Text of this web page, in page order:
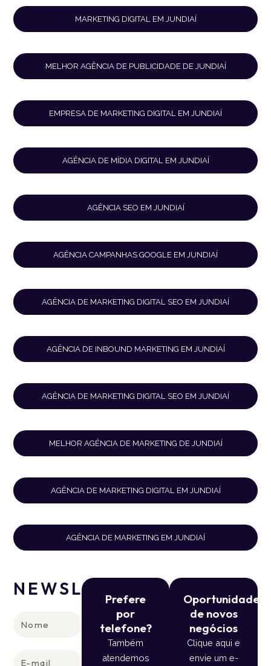
MARKETING DIGITAL EM JUNDIAÍ
MELHOR AGÊNCIA DE PUBLICIDADE DE JUNDIAÍ
EMPRESA DE MARKETING DIGITAL EM JUNDIAÍ
AGÊNCIA DE MÍDIA DIGITAL EM JUNDIAÍ
AGÊNCIA SEO EM JUNDIAÍ
AGÊNCIA CAMPANHAS GOOGLE EM JUNDIAÍ
AGÊNCIA DE MARKETING DIGITAL SEO EM JUNDIAÍ
AGÊNCIA DE INBOUND MARKETING EM JUNDIAÍ
AGÊNCIA DE MARKETING DIGITAL SEO EM JUNDIAÍ
MELHOR AGÊNCIA DE MARKETING DE JUNDIAÍ
AGÊNCIA DE MARKETING DIGITAL EM JUNDIAÍ
AGÊNCIA DE MARKETING EM JUNDIAÍ
NEWSLETTER
Prefere
por
telefone?
Também
atendemos
Oportunidade
de novos
negócios
Clique aqui e
envie um e-